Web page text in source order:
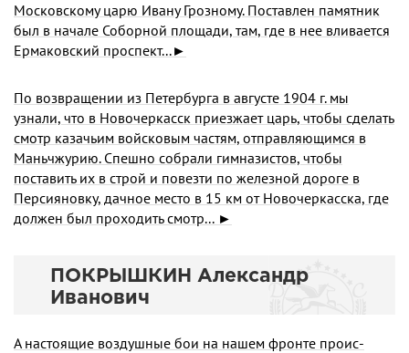
Московскому царю Ивану Грозному. Поставлен памятник
был в начале Соборной площади, там, где в нее вли­вается
Ермаковский проспект...►
По возвращении из Петербурга в августе 1904 г. мы
узнали, что в Новочеркасск приезжает царь, чтобы сделать
смотр казачьим войсковым частям, отправ­ляющимся в
Маньчжурию. Спешно собрали гимназистов, чтобы
поставить их в строй и повезти по железной дороге в
Персияновку, дачное место в 15 км от Новочеркасска, где
должен был проходить смотр... ►
ПОКРЫШКИН Александр
Иванович
А настоящие воздушные бои на нашем фронте проис­